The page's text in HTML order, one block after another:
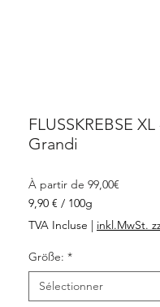
FLUSSKREBSE
Grandi
À partir de 99,00€
9,90 € / 100g
9,90 €
pour
100
Grammes
TVA Incluse | inkl.MwSt.
Größe: *
Sélectionner